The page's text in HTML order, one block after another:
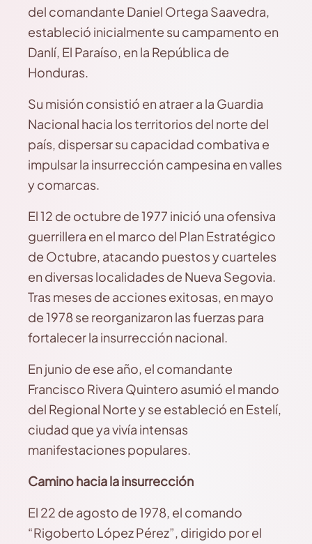
del comandante Daniel Ortega Saavedra,
estableció inicialmente su campamento en
Danlí, El Paraíso, en la República de
Honduras.
Su misión consistió en atraer a la Guardia
Nacional hacia los territorios del norte del
país, dispersar su capacidad combativa e
impulsar la insurrección campesina en valles
y comarcas.
El 12 de octubre de 1977 inició una ofensiva
guerrillera en el marco del Plan Estratégico
de Octubre, atacando puestos y cuarteles
en diversas localidades de Nueva Segovia.
Tras meses de acciones exitosas, en mayo
de 1978 se reorganizaron las fuerzas para
fortalecer la insurrección nacional.
En junio de ese año, el comandante
Francisco Rivera Quintero asumió el mando
del Regional Norte y se estableció en Estelí,
ciudad que ya vivía intensas
manifestaciones populares.
Camino hacia la insurrección
El 22 de agosto de 1978, el comando
“Rigoberto López Pérez”, dirigido por el